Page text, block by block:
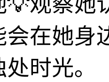
会在她身
时光。